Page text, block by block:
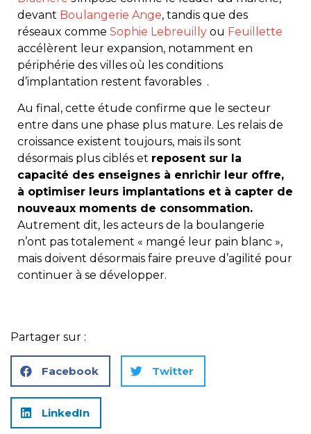
devant Boulangerie Ange, tandis que des
réseaux comme Sophie Lebreuilly ou Feuillette
accélèrent leur expansion, notamment en
périphérie des villes où les conditions
d’implantation restent favorables .
Au final, cette étude confirme que le secteur
entre dans une phase plus mature. Les relais de
croissance existent toujours, mais ils sont
désormais plus ciblés et reposent sur la
capacité des enseignes à enrichir leur offre,
à optimiser leurs implantations et à capter de
nouveaux moments de consommation.
Autrement dit, les acteurs de la boulangerie
n’ont pas totalement « mangé leur pain blanc »,
mais doivent désormais faire preuve d’agilité pour
continuer à se développer.
Partager sur :
Facebook Twitter
LinkedIn